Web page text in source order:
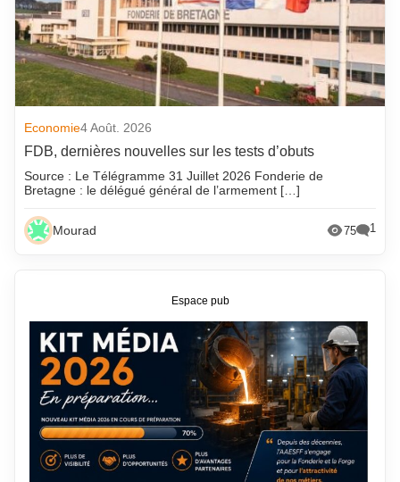
Economie4 Août. 2026
FDB, dernières nouvelles sur les tests d’obuts
Source : Le Télégramme 31 Juillet 2026 Fonderie de
Bretagne : le délégué général de l’armement […]
Mourad 75 1
Espace pub